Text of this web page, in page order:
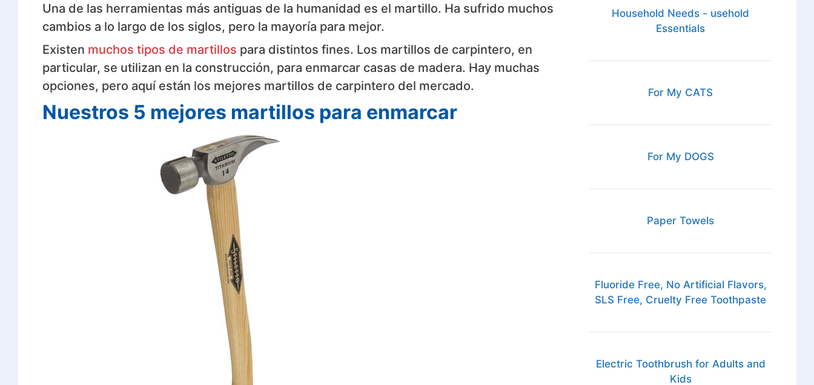
Una de las herramientas más antiguas de la humanidad es el martillo. Ha sufrido muchos
cambios a lo largo de los siglos, pero la mayoría para mejor.
Existen muchos tipos de martillos para distintos fines. Los martillos de carpintero, en
particular, se utilizan en la construcción, para enmarcar casas de madera. Hay muchas
opciones, pero aquí están los mejores martillos de carpintero del mercado.
Nuestros 5 mejores martillos para enmarcar
Household Needs - usehold
Essentials
For My CATS
For My DOGS
Paper Towels
Fluoride Free, No Artificial Flavors,
SLS Free, Cruelty Free Toothpaste
Electric Toothbrush for Adults and
Kids